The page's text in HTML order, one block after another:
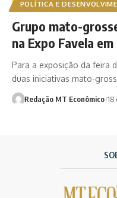
POLÍTICA E
Grupo mato-
na Expo Favela em
Para a exposição da feira
duas iniciativas mato-
Redação MT Econômico 18